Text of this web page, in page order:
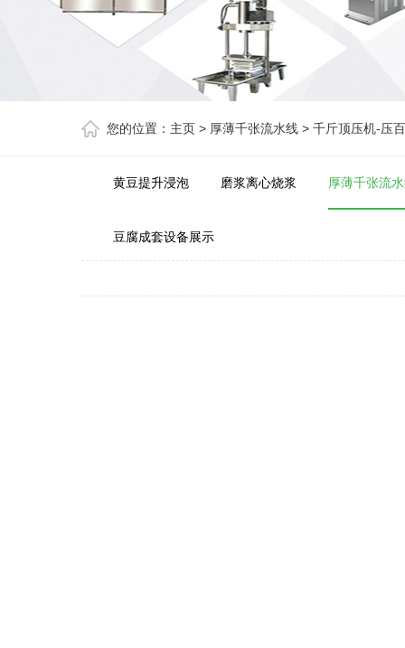
您的位置： 主页 > 厚薄千张流水线 > 千斤顶压机-压
黄豆提升浸泡 磨浆离心烧浆 厚薄千张流
豆腐成套设备展示